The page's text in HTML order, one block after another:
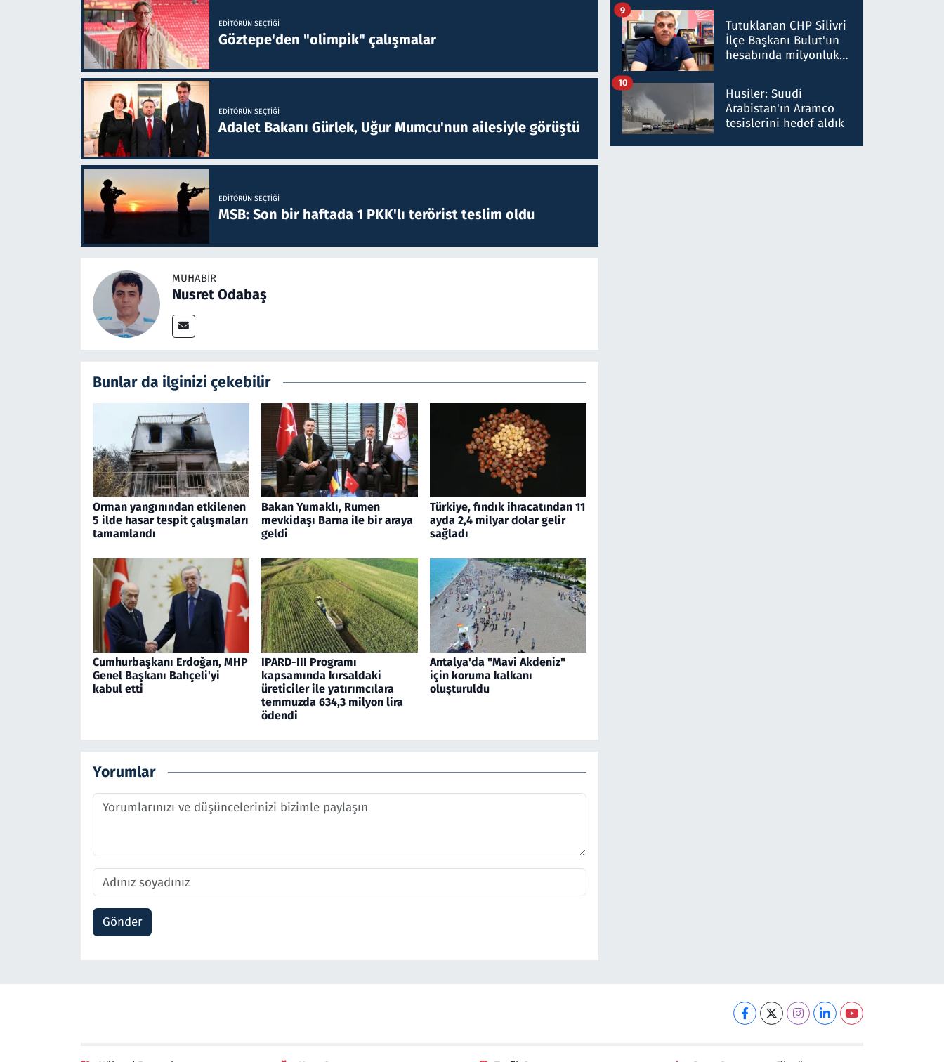
EDITÖRÜN SEÇTIĞI
Göztepe'den "olimpik" çalışmalar
EDITÖRÜN SEÇTIĞI
Adalet Bakanı Gürlek, Uğur Mumcu'nun ailesiyle görüştü
EDITÖRÜN SEÇTIĞI
MSB: Son bir haftada 1 PKK'lı terörist teslim oldu
MUHABIR
Nusret Odabaş
Bunlar da ilginizi çekebilir
Orman yangınından etkilenen
5 ilde hasar tespit çalışmaları
tamamlandı
Bakan Yumaklı, Rumen
mevkidaşı Barna ile bir araya
geldi
Türkiye, fındık ihracatından 11
ayda 2,4 milyar dolar gelir
sağladı
Cumhurbaşkanı Erdoğan, MHP
Genel Başkanı Bahçeli'yi
kabul etti
IPARD-III Programı
kapsamında kırsaldaki
üreticiler ile yatırımcılara
temmuzda 634,3 milyon lira
ödendi
Antalya'da "Mavi Akdeniz"
için koruma kalkanı
oluşturuldu
Yorumlar
Gönder
düşürüldüğü" iddiasını
yalanladı
Tutuklanan CHP Silivri
İlçe Başkanı Bulut'un
hesabında milyonluk
talimat verdi, ben
gönderdim
9
Husiler: Suudi
Arabistan'ın Aramco
tesislerini hedef aldık
10